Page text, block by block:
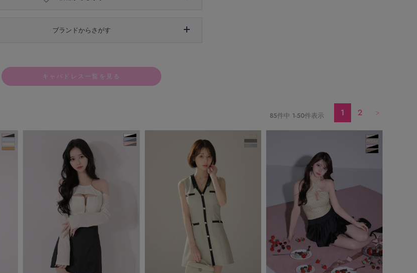
ブランドからさがす
キャバドレス一覧を見る
85件中 1-50件表示 1 2